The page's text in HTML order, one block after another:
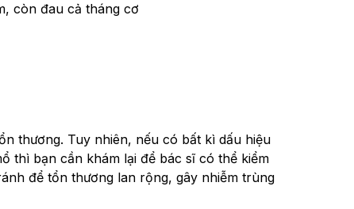
còn đau cả tháng cơ
thương. Tuy nhiên, nếu có bất kì dấu hiệu
thì bạn cần khám lại để bác sĩ có thể kiểm
để tổn thương lan rộng, gây nhiễm trùng